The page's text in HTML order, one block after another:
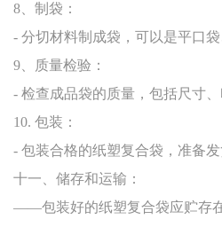
8、制袋：
- 分切材料制成袋，可以是平口袋
9、质量检验：
- 检查成品袋的质量，包括尺寸
10. 包装：
- 包装合格的纸塑复合袋，准备发
十一、储存和运输：
——包装好的纸塑复合袋应贮存